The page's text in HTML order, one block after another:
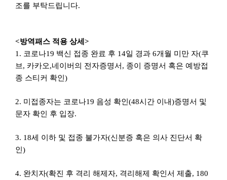
조를 부탁드립니다.
<방역패스 적용 상세>
1. 코로나19 백신 접종 완료 후 14일 경과 6개월 미만 자(쿠
브, 카카오,네이버의 전자증명서, 종이 증명서 혹은 예방접
종 스티커 확인)
2. 미접종자는 코로나19 음성 확인(48시간 이내)증명서 및
문자 확인 후 입장.
3. 18세 이하 및 접종 불가자(신분증 혹은 의사 진단서 확
인)
4. 완치자(확진 후 격리 해제자, 격리해제 확인서 제출, 180